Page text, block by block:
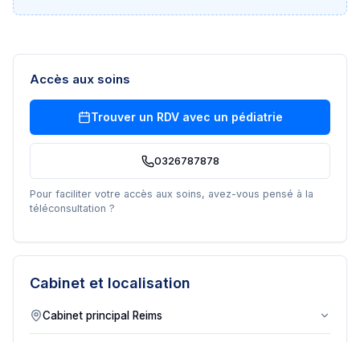
Accès aux soins
Trouver un RDV avec un pédiatrie
0326787878
Pour faciliter votre accès aux soins, avez-vous pensé à la
téléconsultation ?
Cabinet et localisation